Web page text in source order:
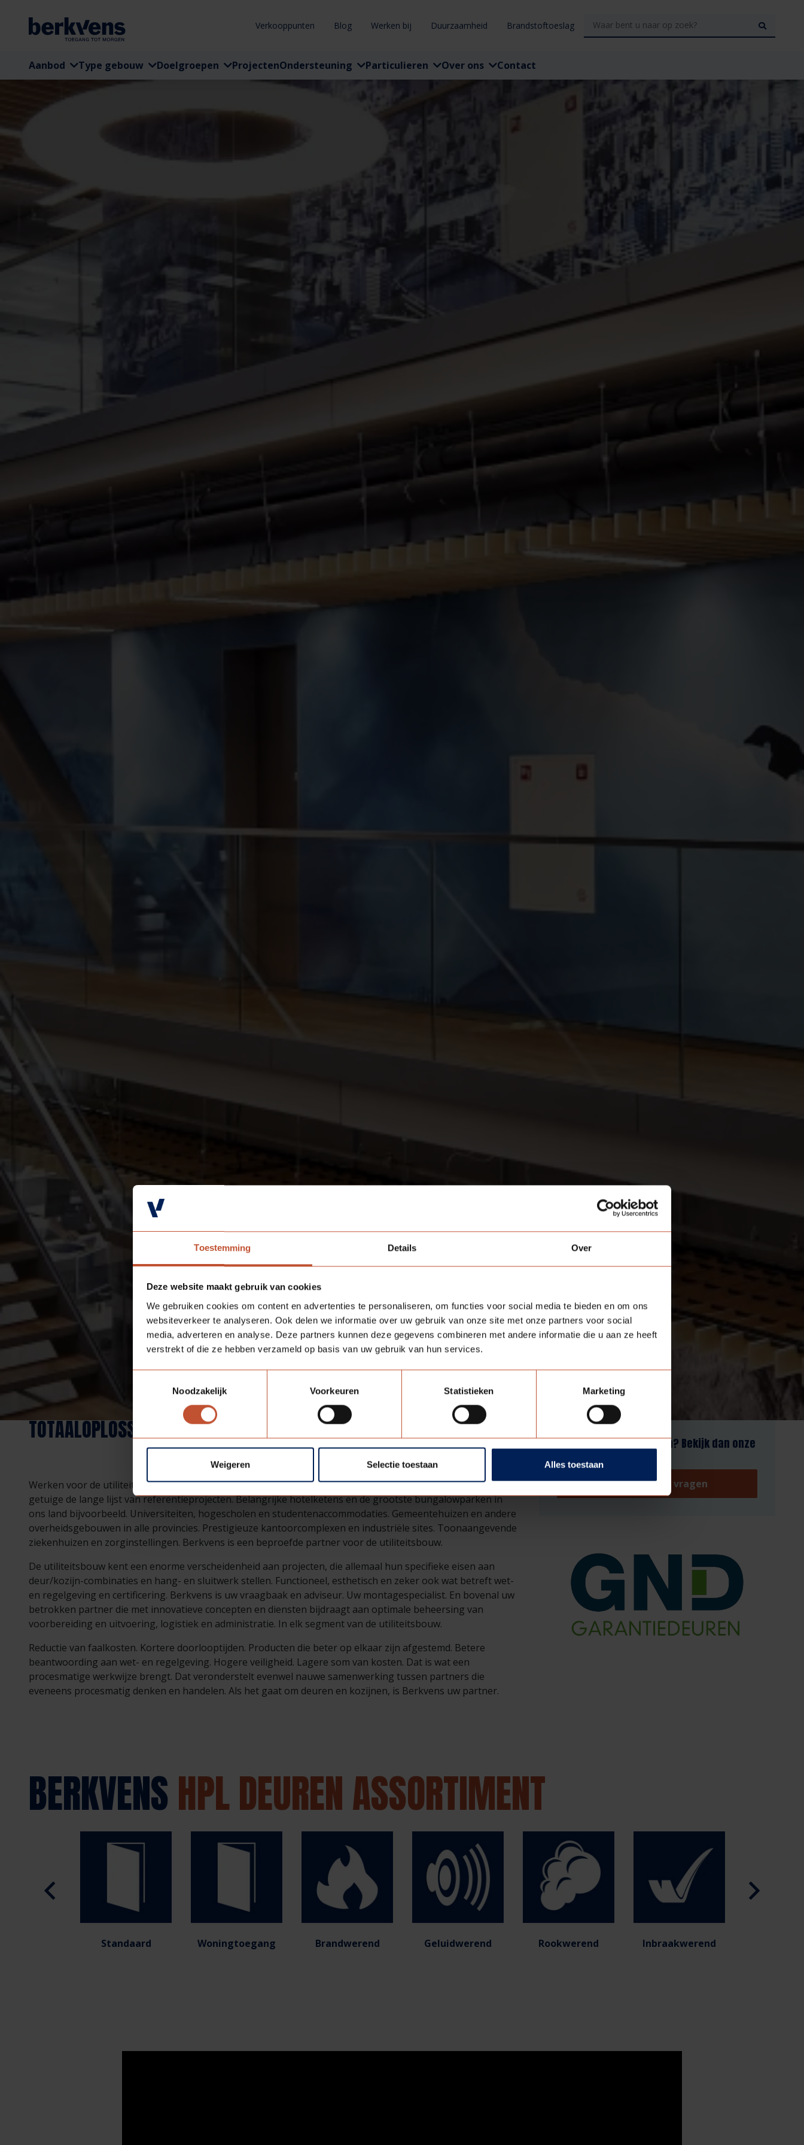
Toestemming Details Over
Deze website maakt gebruik van cookies
We gebruiken cookies om content en advertenties te personaliseren, om functies voor social media te bieden en om ons
websiteverkeer te analyseren. Ook delen we informatie over uw gebruik van onze site met onze partners voor social
media, adverteren en analyse. Deze partners kunnen deze gegevens combineren met andere informatie die u aan ze heeft
verstrekt of die ze hebben verzameld op basis van uw gebruik van hun services.
Noodzakelijk
Voorkeuren Statistieken Marketing
Weigeren Selectie toestaan Alles toestaan
Verkooppunten Blog Werken bij Duurzaamheid Brandstoftoeslag
Aanbod Type gebouw Doelgroepen ProjectenOndersteuning Particulieren Over ons Contact
TOTAALOPLOSSINGEN VOOR DE UTILITEITSBOUW
Werken voor de utiliteitsbouw is een aparte tak van sport. Een specialisme dat Berkvens uitstekend beheerst,
getuige de lange lijst van referentieprojecten. Belangrijke hotelketens en de grootste bungalowparken in
ons land bijvoorbeeld. Universiteiten, hogescholen en studentenaccommodaties. Gemeentehuizen en andere
overheidsgebouwen in alle provincies. Prestigieuze kantoorcomplexen en industriële sites. Toonaangevende
ziekenhuizen en zorginstellingen. Berkvens is een beproefde partner voor de utiliteitsbouw.
De utiliteitsbouw kent een enorme verscheidenheid aan projecten, die allemaal hun specifieke eisen aan
deur/kozijn-combinaties en hang- en sluitwerk stellen. Functioneel, esthetisch en zeker ook wat betreft wet-
en regelgeving en certificering. Berkvens is uw vraagbaak en adviseur. Uw montagespecialist. En bovenal uw
betrokken partner die met innovatieve concepten en diensten bijdraagt aan optimale beheersing van
voorbereiding en uitvoering, logistiek en administratie. In elk segment van de utiliteitsbouw.
Reductie van faalkosten. Kortere doorlooptijden. Producten die beter op elkaar zijn afgestemd. Betere
beantwoording aan wet- en regelgeving. Hogere veiligheid. Lagere som van kosten. Dat is wat een
procesmatige werkwijze brengt. Dat veronderstelt evenwel nauwe samenwerking tussen partners die
eveneens procesmatig denken en handelen. Als het gaat om deuren en kozijnen, is Berkvens uw partner.
Antwoord niet gevonden? Bekijk dan onze
veelgestelde vragen:
Veelgestelde vragen
BERKVENSHPL DEUREN ASSORTIMENT
Standaard Woningtoegang Brandwerend Geluidwerend Rookwerend Inbraakwerend